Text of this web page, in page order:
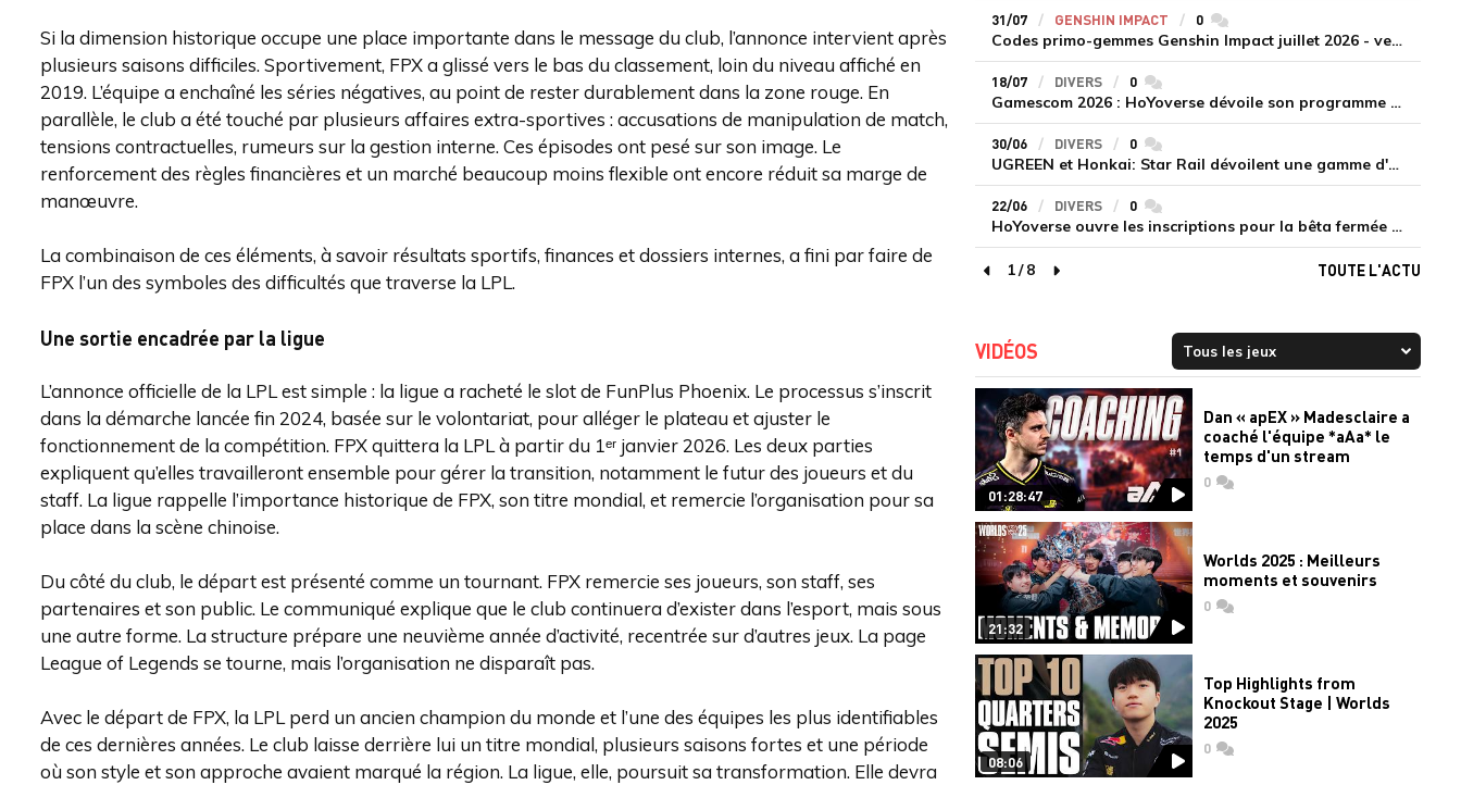
Si la dimension historique occupe une place importante dans le message du club, l’annonce intervient après
plusieurs saisons difficiles. Sportivement, FPX a glissé vers le bas du classement, loin du niveau affiché en
2019. L’équipe a enchaîné les séries négatives, au point de rester durablement dans la zone rouge. En
parallèle, le club a été touché par plusieurs affaires extra-sportives : accusations de manipulation de match,
tensions contractuelles, rumeurs sur la gestion interne. Ces épisodes ont pesé sur son image. Le
renforcement des règles financières et un marché beaucoup moins flexible ont encore réduit sa marge de
manœuvre.
La combinaison de ces éléments, à savoir résultats sportifs, finances et dossiers internes, a fini par faire de
FPX l’un des symboles des difficultés que traverse la LPL.
Une sortie encadrée par la ligue
L’annonce officielle de la LPL est simple : la ligue a racheté le slot de FunPlus Phoenix. Le processus s’inscrit
dans la démarche lancée fin 2024, basée sur le volontariat, pour alléger le plateau et ajuster le
fonctionnement de la compétition. FPX quittera la LPL à partir du 1ᵉʳ janvier 2026. Les deux parties
expliquent qu’elles travailleront ensemble pour gérer la transition, notamment le futur des joueurs et du
staff. La ligue rappelle l’importance historique de FPX, son titre mondial, et remercie l’organisation pour sa
place dans la scène chinoise.
Du côté du club, le départ est présenté comme un tournant. FPX remercie ses joueurs, son staff, ses
partenaires et son public. Le communiqué explique que le club continuera d’exister dans l’esport, mais sous
une autre forme. La structure prépare une neuvième année d’activité, recentrée sur d’autres jeux. La page
League of Legends se tourne, mais l’organisation ne disparaît pas.
Avec le départ de FPX, la LPL perd un ancien champion du monde et l’une des équipes les plus identifiables
de ces dernières années. Le club laisse derrière lui un titre mondial, plusieurs saisons fortes et une période
où son style et son approche avaient marqué la région. La ligue, elle, poursuit sa transformation. Elle devra
31/07 GENSHIN IMPACT 0commentaires
Codes primo-gemmes Genshin Impact juillet 2026 - version 7.0
18/07 DIVERS 0commentaires
Gamescom 2026 : HoYoverse dévoile son programme et présente deux nouveaux jeux inédits
30/06 DIVERS 0commentaires
UGREEN et Honkai: Star Rail dévoilent une gamme d'accessoires de recharge en édition limitée
22/06 DIVERS 0commentaires
HoYoverse ouvre les inscriptions pour la bêta fermée de Honkai : Nexus Anima
page précédente
1/8
page suivante
TOUTE L'ACTU
VIDÉOS
01:28:47
Dan « apEX » Madesclaire a
coaché l'équipe *aAa* le
temps d'un stream
0commentaires
21:32
Worlds 2025 : Meilleurs
moments et souvenirs
0commentaires
08:06
Top Highlights from
Knockout Stage | Worlds
2025
0commentaires